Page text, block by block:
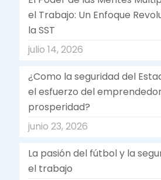
el Trabajo: Un Enfoque
la SST
julio 14, 2026
¿Como la seguridad del
el esfuerzo del
prosperidad?
junio 23, 2026
La pasión del fútbol y la
el trabajo